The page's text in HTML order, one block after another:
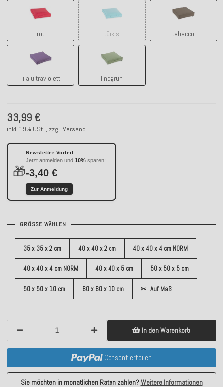
rot türkis tabacco
tabacco
lila ultraviolett
lila ultraviolett
lindgrün
lindgrün
33,99 €
inkl. 19% USt. , zzgl. Versand
🎁
Newsletter Vorteil
Jetzt anmelden und 10% sparen:
-3,40 €
Zur Anmeldung
GRÖSSE WÄHLEN
35 x 35 x 2 cm 40 x 40 x 2 cm 40 x 40 x 4 cm NORM
40 x 40 x 4 cm NORM 40 x 40 x 5 cm 50 x 50 x 5 cm
50 x 50 x 10 cm 60 x 60 x 10 cm ✂ Auf Maß
In den Warenkorb
Consent erteilen
Sie möchten in monatlichen Raten zahlen?Weitere Informationen